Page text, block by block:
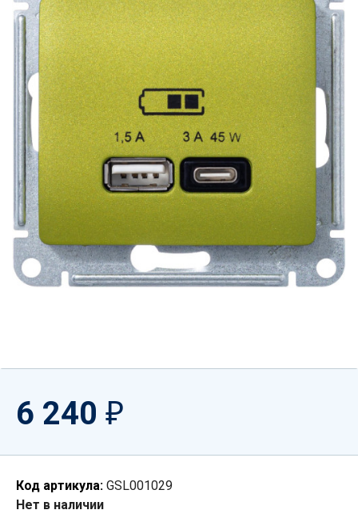
6 240 ₽
Код артикула: GSL001029
Нет в наличии